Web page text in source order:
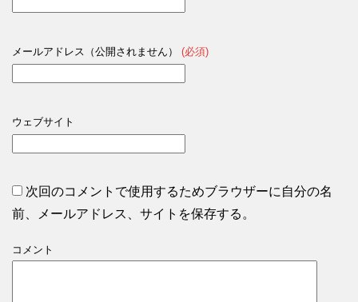
メールアドレス（公開されません） (必須)
ウェブサイト
次回のコメントで使用するためブラウザーに自分の名
前、メールアドレス、サイトを保存する。
コメント